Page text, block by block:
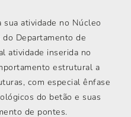
atividade no Núcleo
Departamento de
atividade inserida no
estrutural a
com especial ênfase
do betão e suas
de pontes.